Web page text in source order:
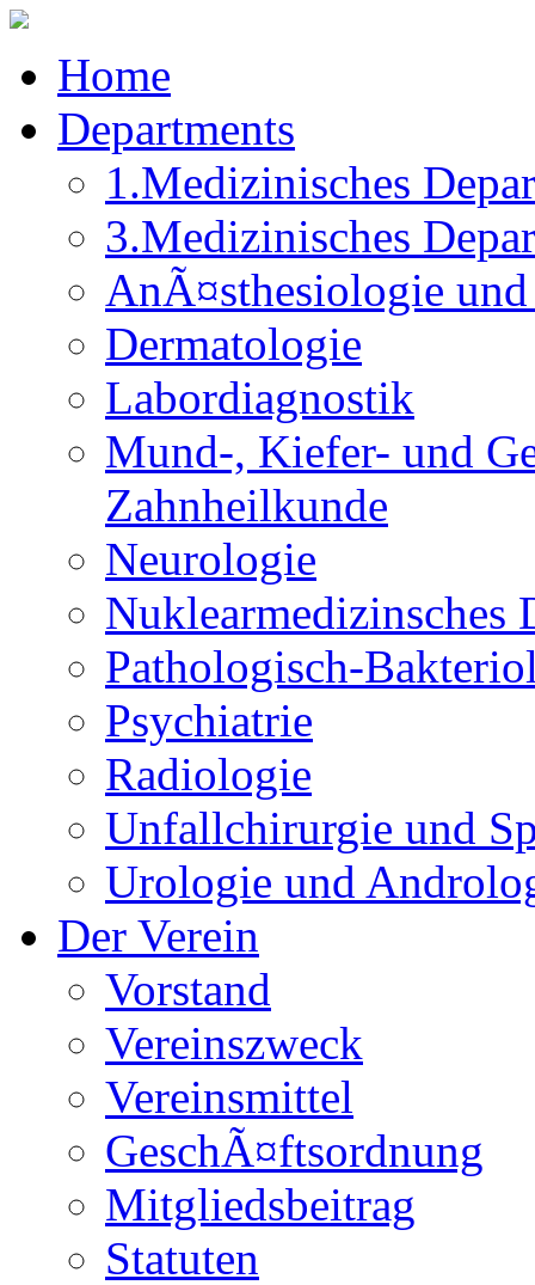
Home
Departments
1.Medizinisches
3.Medizinisches
AnÃ¤sthesiologie
Dermatologie
Labordiagnostik
Mund-, Kiefer- und
Zahnheilkunde
Neurologie
Nuklearmedizinsches
Pathologisch-
Psychiatrie
Radiologie
Unfallchirurgie und
Urologie und
Der Verein
Vorstand
Vereinszweck
Vereinsmittel
GeschÃ¤ftsordnung
Mitgliedsbeitrag
Statuten